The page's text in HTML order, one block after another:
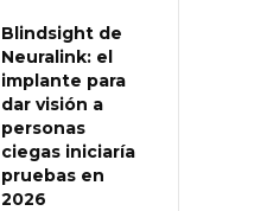
Blindsight de
Neuralink: el
implante para
dar visión a
personas
ciegas iniciaría
pruebas en
2026